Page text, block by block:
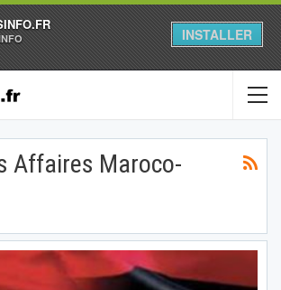
INSTALLER
Affaires Maroco-